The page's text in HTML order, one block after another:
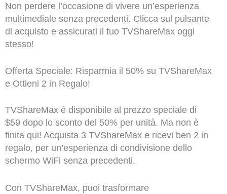
Non perdere l’occasione di vivere un’esperienza
multimediale senza precedenti. Clicca sul pulsante
di acquisto e assicurati il tuo TVShareMax oggi
stesso!
Offerta Speciale: Risparmia il 50% su TVShareMax
e Ottieni 2 in Regalo!
TVShareMax è disponibile al prezzo speciale di
$59 dopo lo sconto del 50% per unità. Ma non è
finita qui! Acquista 3 TVShareMax e ricevi ben 2 in
regalo, per un’esperienza di condivisione dello
schermo WiFi senza precedenti.
Con TVShareMax, puoi trasformare